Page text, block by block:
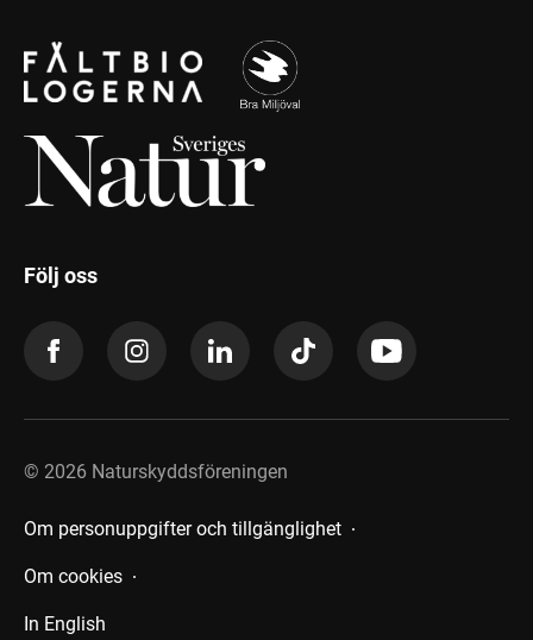
Följ oss
© 2026 Naturskyddsföreningen
Om personuppgifter och tillgänglighet
Om cookies
In English